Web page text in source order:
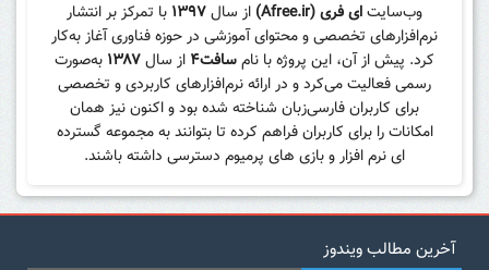
وب‌سایتای فری (Afree.ir) از سال۱۳۹۷ با تمرکز بر انتشار
نرم‌افزارهای تخصصی و محتوای آموزشی در حوزه فناوری آغاز به‌کار
کرد. پیش از آن، این پروژه با نامسافت۴ از سال۱۳۸۷ به‌صورت
رسمی فعالیت می‌کرد و در ارائه نرم‌افزارهای کاربردی و تخصصی
برای کاربران فارسی‌زبان شناخته شده بود و اکنون نیز همان
امکانات را برای کاربران فراهم کرده تا بتوانند به مجموعه گسترده
ای نرم افزار و بازی های پرمیوم دسترسی داشته باشند.
آخرین مطالب ویندوز